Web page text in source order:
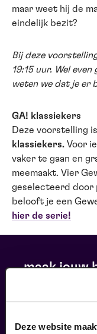
Deze website
maar weet hij de
eindelijk bezit?
Bij deze
19:15 uur. Wel
weten we dat je er
GA! klassiekers
Deze voorstelling
klassiekers. Voor
vaker te gaan en
meemaakt. Vier
geselecteerd door
belooft je een
hier de serie!
maak jouw